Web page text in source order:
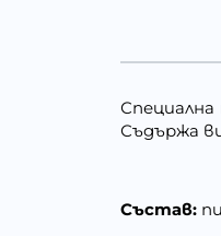
Съдържа
Състав: